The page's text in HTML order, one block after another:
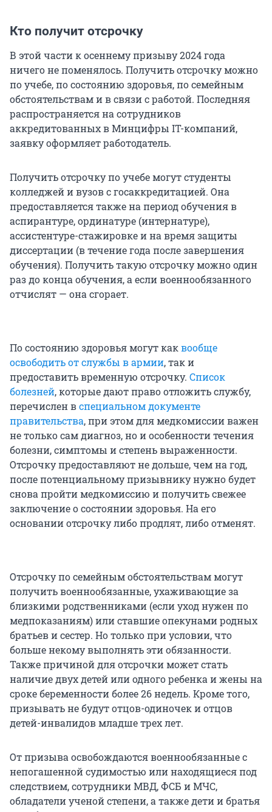
Кто получит отсрочку
В этой части к осеннему призыву 2024 года
ничего не поменялось. Получить отсрочку можно
по учебе, по состоянию здоровья, по семейным
обстоятельствам и в связи с работой. Последняя
распространяется на сотрудников
аккредитованных в Минцифры IT-компаний,
заявку оформляет работодатель.
Получить отсрочку по учебе могут студенты
колледжей и вузов с госаккредитацией. Она
предоставляется также на период обучения в
аспирантуре, ординатуре (интернатуре),
ассистентуре-стажировке и на время защиты
диссертации (в течение года после завершения
обучения). Получить такую отсрочку можно один
раз до конца обучения, а если военнообязанного
отчислят — она сгорает.
По состоянию здоровья могут каквообще
освободить от службы в армии, так и
предоставить временную отсрочку. Список
болезней, которые дают право отложить службу,
перечислен вспециальном документе
правительства, при этом для медкомиссии важен
не только сам диагноз, но и особенности течения
болезни, симптомы и степень выраженности.
Отсрочку предоставляют не дольше, чем на год,
после потенциальному призывнику нужно будет
снова пройти медкомиссию и получить свежее
заключение о состоянии здоровья. На его
основании отсрочку либо продлят, либо отменят.
Отсрочку по семейным обстоятельствам могут
получить военнообязанные, ухаживающие за
близкими родственниками (если уход нужен по
медпоказаниям) или ставшие опекунами родных
братьев и сестер. Но только при условии, что
больше некому выполнять эти обязанности.
Также причиной для отсрочки может стать
наличие двух детей или одного ребенка и жены на
сроке беременности более 26 недель. Кроме того,
призывать не будут отцов-одиночек и отцов
детей-инвалидов младше трех лет.
От призыва освобождаются военнообязанные с
непогашенной судимостью или находящиеся под
следствием, сотрудники МВД, ФСБ и МЧС,
обладатели ученой степени, а также дети и братья